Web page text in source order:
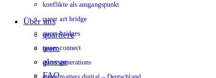
konflikte als ausgangspunkt
queer art bridge
queer bridges
queer connect
queer generations
Über uns
quartiere
team
glossar
FAQ